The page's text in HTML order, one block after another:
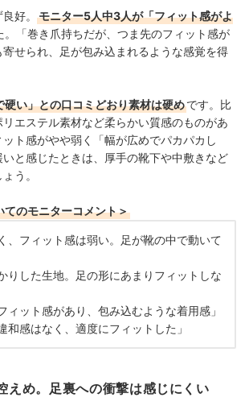
好。
モニター5人中3人が「フィット感がよ
。「巻き爪持ちだが、つま先のフィット感が
せられ、足が包み込まれるような感覚を得
硬い」との口コミどおり素材は硬めです。比
エステル素材など柔らかい質感のものがあ
ト感がやや弱く「幅が広めでパカパカし
と感じたときは、厚手の靴下や中敷きなど
う。
てのモニターコメント＞
、フィット感は弱い。足が靴の中で動いて
りした生地。足の形にあまりフィットしな
ィット感があり、包み込むような着用感」
和感はなく、適度にフィットした」
えめ。足裏への衝撃は感じにくい